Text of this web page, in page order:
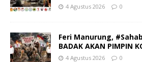
4 Agustus 2026 0
Feri Manurung,
BADAK AKAN PIMPIN
4 Agustus 2026 0